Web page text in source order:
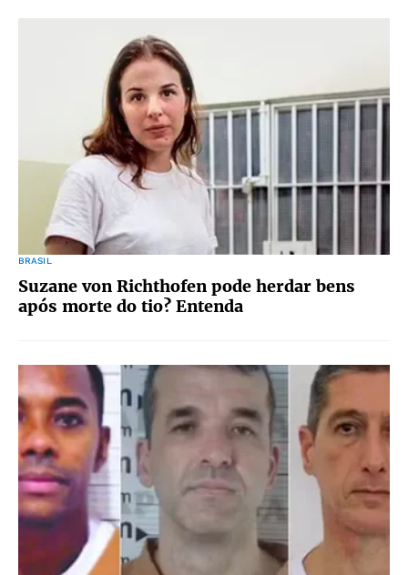
BRASIL
Suzane von Richthofen pode herdar bens
após morte do tio? Entenda